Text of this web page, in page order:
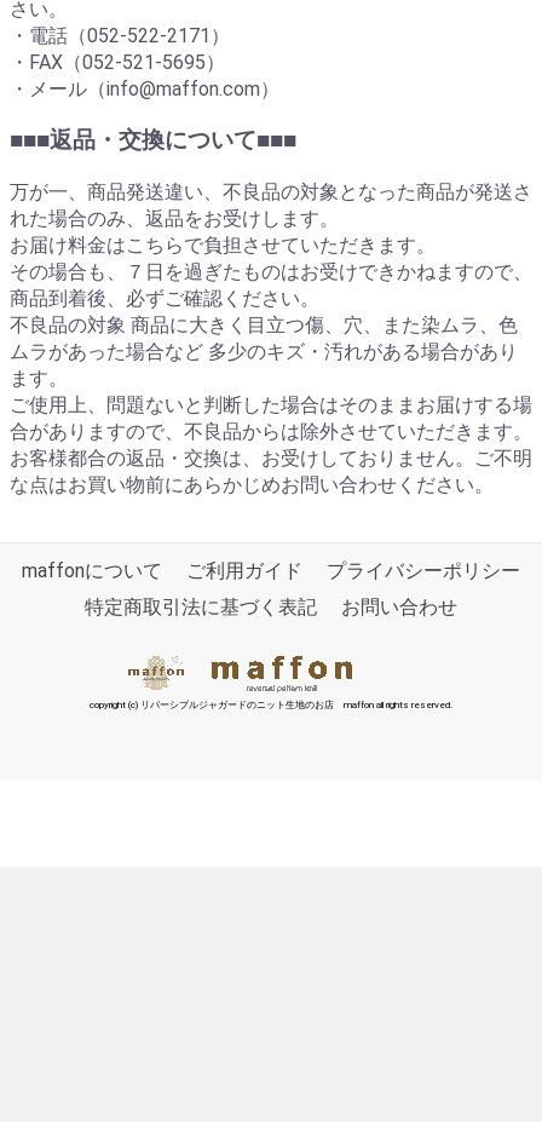
さい。
・電話（052-522-2171）
・FAX（052-521-5695）
・メール（info@maffon.com）
■■■返品・交換について■■■
万が一、商品発送違い、不良品の対象となった商品が発送さ
れた場合のみ、返品をお受けします。
お届け料金はこちらで負担させていただきます。
その場合も、７日を過ぎたものはお受けできかねますので、
商品到着後、必ずご確認ください。
不良品の対象 商品に大きく目立つ傷、穴、また染ムラ、色
ムラがあった場合など 多少のキズ・汚れがある場合があり
ます。
ご使用上、問題ないと判断した場合はそのままお届けする場
合がありますので、不良品からは除外させていただきます。
お客様都合の返品・交換は、お受けしておりません。ご不明
な点はお買い物前にあらかじめお問い合わせください。
maffonについて ご利用ガイド
プライバシーポリシー
特定商取引法に基づく表記
お問い合わせ
copyright (c) リバーシブルジャガードのニット生地のお店 maffon all rights reserved.